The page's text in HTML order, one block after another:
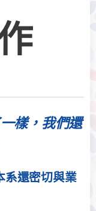
樣，我們還
系還密切與業